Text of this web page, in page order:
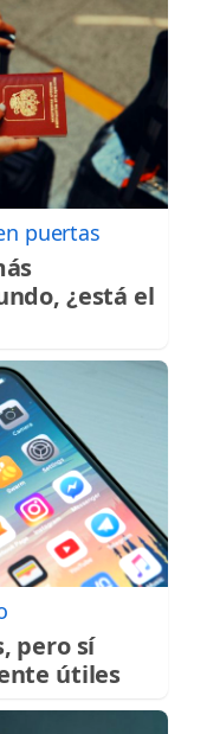
puertas
¿está el
pero sí
útiles